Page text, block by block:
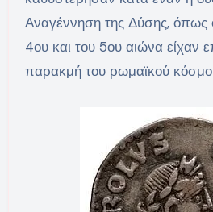
Αναγέννηση της Δύσης, όπως
4ου και του 5ου αιώνα είχαν
παρακμή του ρωμαϊκού